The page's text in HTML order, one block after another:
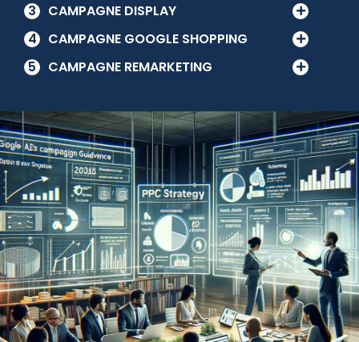
3
CAMPAGNE DISPLAY
4
CAMPAGNE GOOGLE SHOPPING
5
CAMPAGNE REMARKETING